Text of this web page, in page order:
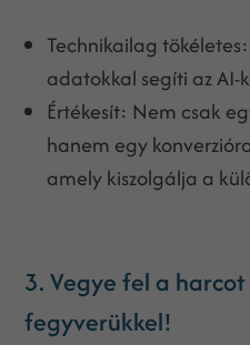
Technikailag
adatokkal segíti az AI-
Értékesít: Nem csak
hanem egy
amely kiszolgálja a
3. Vegye fel a
fegyverükkel!